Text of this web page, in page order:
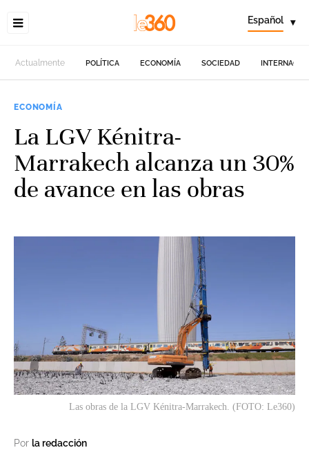
Español ▾
Actualmente POLÍTICA ECONOMÍA SOCIEDAD
ECONOMÍA
La LGV Kénitra-
Marrakech alcanza un 30%
de avance en las obras
Las obras de la LGV Kénitra-Marrakech. (FOTO: Le360)
Por la redacción